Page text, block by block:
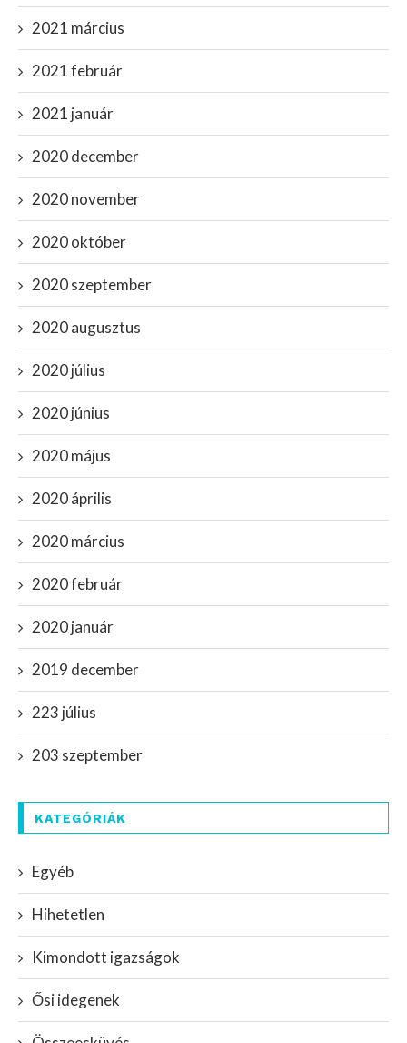
2021 március
2021 február
2021 január
2020 december
2020 november
2020 október
2020 szeptember
2020 augusztus
2020 július
2020 június
2020 május
2020 április
2020 március
2020 február
2020 január
2019 december
223 július
203 szeptember
KATEGÓRIÁK
Egyéb
Hihetetlen
Kimondott igazságok
Ősi idegenek